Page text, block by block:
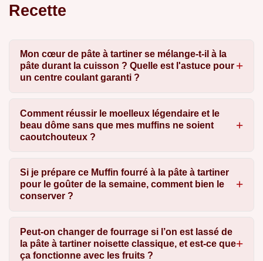
Recette
Mon cœur de pâte à tartiner se mélange-t-il à la
pâte durant la cuisson ? Quelle est l'astuce pour
un centre coulant garanti ?
Comment réussir le moelleux légendaire et le
beau dôme sans que mes muffins ne soient
caoutchouteux ?
Si je prépare ce Muffin fourré à la pâte à tartiner
pour le goûter de la semaine, comment bien le
conserver ?
Peut-on changer de fourrage si l’on est lassé de
la pâte à tartiner noisette classique, et est-ce que
ça fonctionne avec les fruits ?